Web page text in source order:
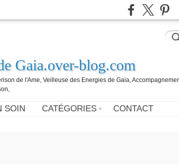
Gaia.over-blog.com
de l'Ame, Veilleuse des Energies de Gaia,
SOIN CATÉGORIES CONTACT